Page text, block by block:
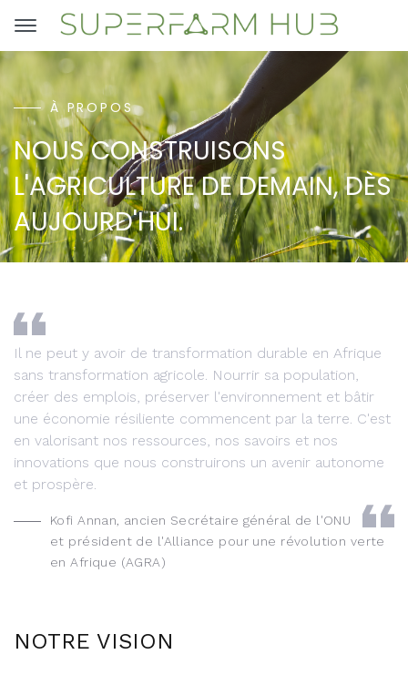
À PROPOS
NOUS CONSTRUISONS
L'AGRICULTURE DE DEMAIN, DÈS
AUJOURD'HUI.
Il ne peut y avoir de transformation durable en Afrique
sans transformation agricole. Nourrir sa population,
créer des emplois, préserver l'environnement et bâtir
une économie résiliente commencent par la terre. C'est
en valorisant nos ressources, nos savoirs et nos
innovations que nous construirons un avenir autonome
et prospère.
Kofi Annan, ancien Secrétaire général de l'ONU
et président de l'Alliance pour une révolution verte
en Afrique (AGRA)
NOTRE VISION